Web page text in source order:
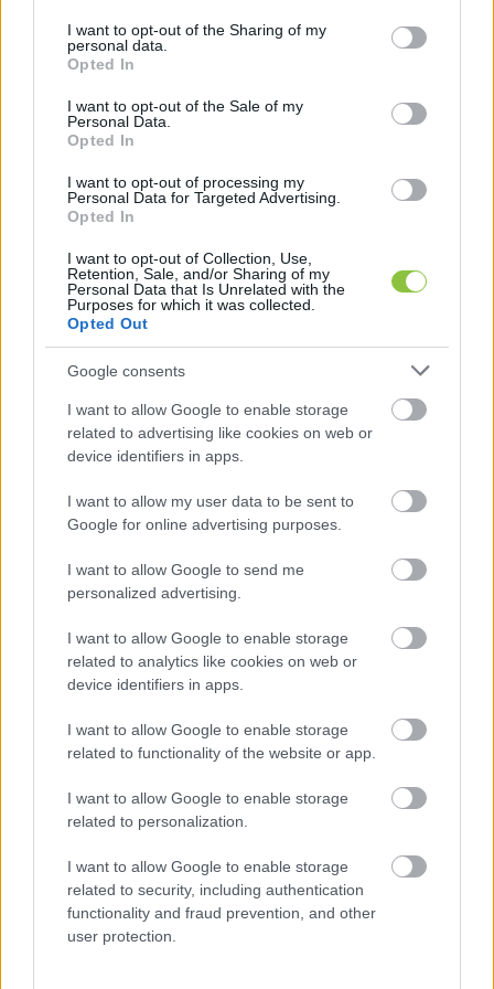
not limited to your visit or usage behaviour. You may click to
grant or deny consent to Google and its third-party tags to
use your data for below specified purposes in below Google
consent section.
I want to opt-out of the Sharing of my
personal data.
Opted In
I want to opt-out of the Sale of my
Personal Data.
Opted In
I want to opt-out of processing my
Personal Data for Targeted Advertising.
Opted In
I want to opt-out of Collection, Use,
Retention, Sale, and/or Sharing of my
Personal Data that Is Unrelated with the
Purposes for which it was collected.
Opted Out
Google consents
I want to allow Google to enable storage
related to advertising like cookies on web or
device identifiers in apps.
I want to allow my user data to be sent to
Google for online advertising purposes.
I want to allow Google to send me
personalized advertising.
I want to allow Google to enable storage
related to analytics like cookies on web or
device identifiers in apps.
I want to allow Google to enable storage
related to functionality of the website or app.
I want to allow Google to enable storage
related to personalization.
I want to allow Google to enable storage
related to security, including authentication
functionality and fraud prevention, and other
user protection.
készülékeken kell lehúzniuk a mágneskártyájukat.
Az eszköz videofelvételt is készít a személyről, hogy
korábban a Magyar Kórházszövetség
konferenciáján.
A téma kapcsán kérdéseket küldtünk a Bács-
Érdeklődtünk, a kórház kecskeméti telephelyén
várhatóan mikortól működik ez a rendszer és mi
indokolja beüzemelését, mi várható rendszerbe
állításától? Megkérdeztük, Kecskeméten
merültek-e fel korábban problémák az
alkalmazottak munkaidejének betartása terén
vagy a vagyonvédelem területén? Végül azt is
felvetettük, mennyibe kerül egy ilyen rendszer
bevezetése, működtetése és mi történik akkor,
ha egy kórházi dolgozó nem járul hozzá, hogy
lefotózzák?
Az intézmény válaszából konkrétumok nem
derülnek ki. Mint írták: a beléptetőrendszer
fenntartású egészségügyi intézményekben, a